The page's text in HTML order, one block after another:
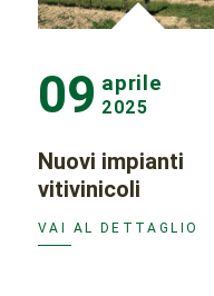
09 aprile
2025
Nuovi impianti
vitivinicoli
VAI AL DETTAGLIO